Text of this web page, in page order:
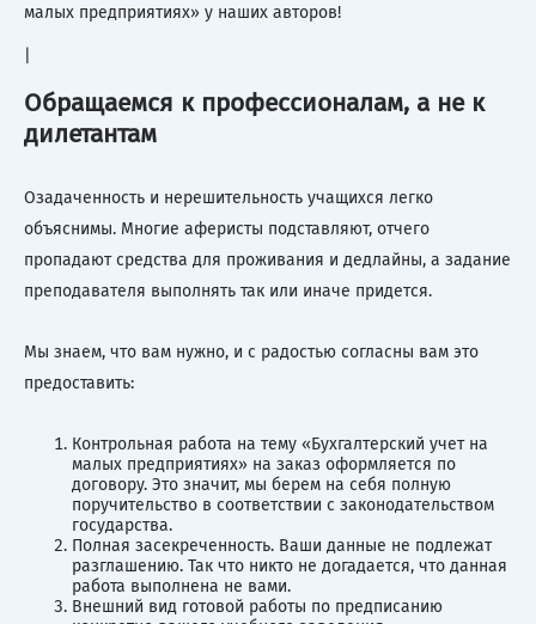
малых предприятиях» у наших авторов!
Обращаемся к профессионалам, а не к
дилетантам
Озадаченность и нерешительность учащихся легко
объяснимы. Многие аферисты подставляют, отчего
пропадают средства для проживания и дедлайны, а задание
преподавателя выполнять так или иначе придется.
Мы знаем, что вам нужно, и с радостью согласны вам это
предоставить:
Контрольная работа на тему «Бухгалтерский учет на
малых предприятиях» на заказ оформляется по
договору. Это значит, мы берем на себя полную
поручительство в соответствии с законодательством
государства.
Полная засекреченность. Ваши данные не подлежат
разглашению. Так что никто не догадается, что данная
работа выполнена не вами.
Внешний вид готовой работы по предписанию